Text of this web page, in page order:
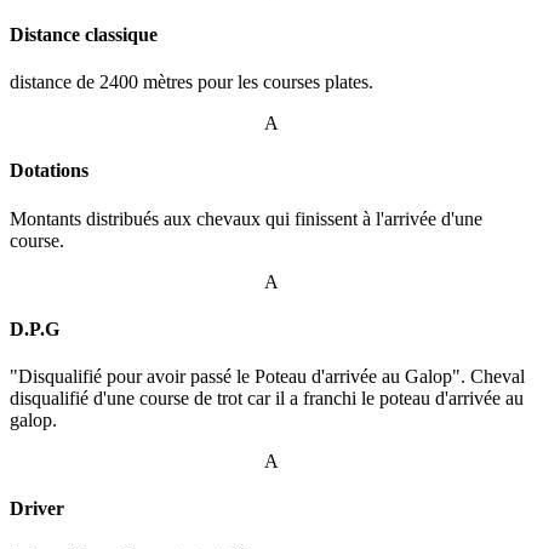
Distance classique
distance de 2400 mètres pour les courses plates.
A
Dotations
Montants distribués aux chevaux qui finissent à l'arrivée d'une
course.
A
D.P.G
"Disqualifié pour avoir passé le Poteau d'arrivée au Galop". Cheval
disqualifié d'une course de trot car il a franchi le poteau d'arrivée au
galop.
A
Driver